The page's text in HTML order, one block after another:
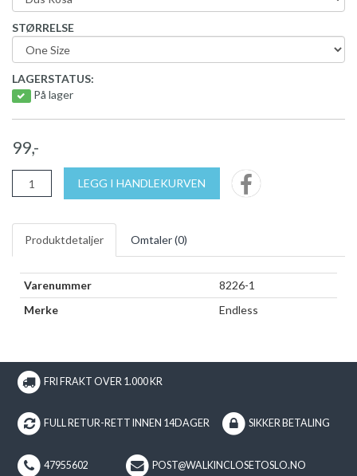
STØRRELSE
LAGERSTATUS:
På lager
99,-
LEGG I HANDLEKURVEN
Produktdetaljer Omtaler (0)
Varenummer
8226-1
Merke
Endless
FRI FRAKT OVER 1.000 KR
FULL RETUR-RETT INNEN 14DAGER SIKKER BETALING
47955602 POST@WALKINCLOSETOSLO.NO